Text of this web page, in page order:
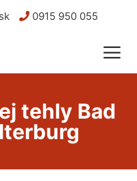
0915 950 055
tehly Bad